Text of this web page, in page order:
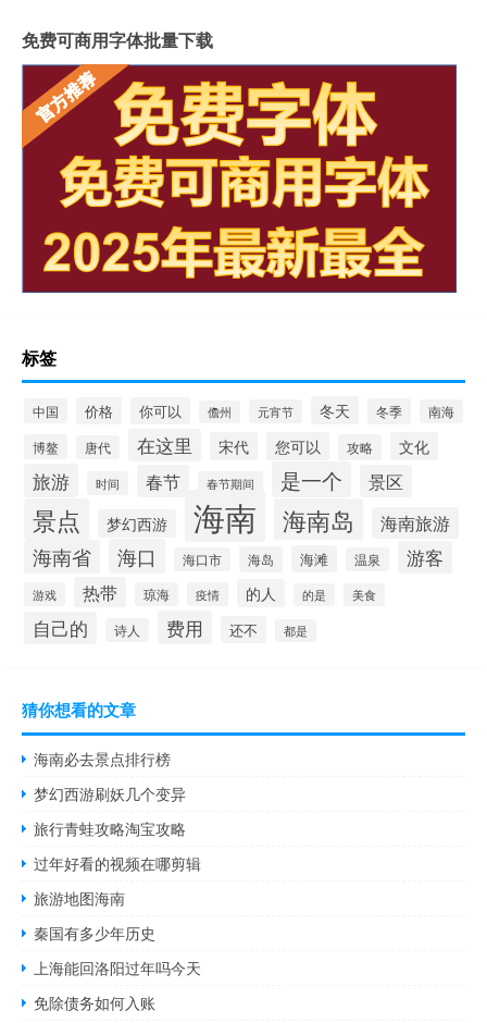
免费可商用字体批量下载
标签
中国 价格 你可以 儋州 元宵节 冬天 冬季 南海
博鳌 唐代 在这里 宋代 您可以 攻略 文化
旅游 时间 春节 春节期间 是一个 景区
景点 梦幻西游 海南 海南岛 海南旅游
海南省 海口 海口市 海岛 海滩 温泉 游客
游戏 热带 琼海 疫情 的人 的是 美食
自己的 诗人 费用 还不 都是
猜你想看的文章
海南必去景点排行榜
梦幻西游刷妖几个变异
旅行青蛙攻略淘宝攻略
过年好看的视频在哪剪辑
旅游地图海南
秦国有多少年历史
上海能回洛阳过年吗今天
免除债务如何入账